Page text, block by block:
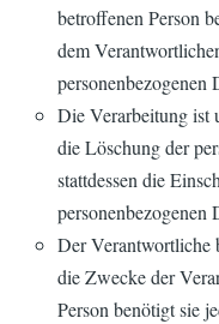
betroffenen Person
dem
personenbezogenen
Die Verarbeitung ist
die Löschung der
stattdessen die
personenbezogenen
Der Verantwortliche
die Zwecke der
Person benötigt sie